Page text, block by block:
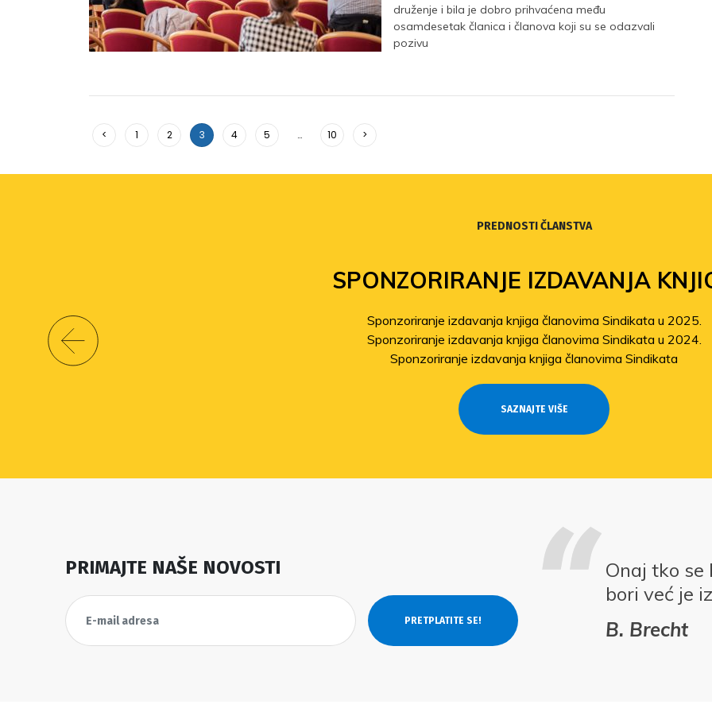
druženje i bila je dobro prihvaćena među
osamdesetak članica i članova koji su se odazvali
pozivu
< 1 2 3 4 5 … 10 >
PREDNOSTI ČLANSTVA
SPONZORIRANJE IZDAVANJA
Sponzoriranje izdavanja knjiga članovima Sindikata u 2025.
Sponzoriranje izdavanja knjiga članovima Sindikata u 2024.
Sponzoriranje izdavanja knjiga članovima Sindikata
SAZNAJTE VIŠE
PRIMAJTE NAŠE NOVOSTI
Onaj tko se
bori već je
B. Brecht